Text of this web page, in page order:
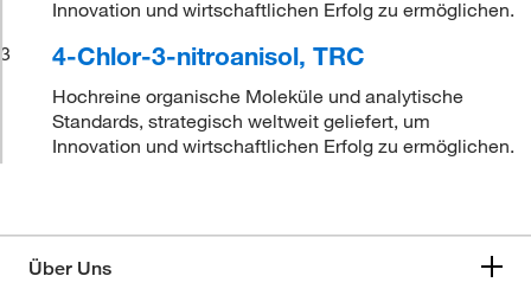
Innovation und wirtschaftlichen Erfolg zu ermöglichen.
3
4-Chlor-3-nitroanisol, TRC
Hochreine organische Moleküle und analytische
Standards, strategisch weltweit geliefert, um
Innovation und wirtschaftlichen Erfolg zu ermöglichen.
Über Uns